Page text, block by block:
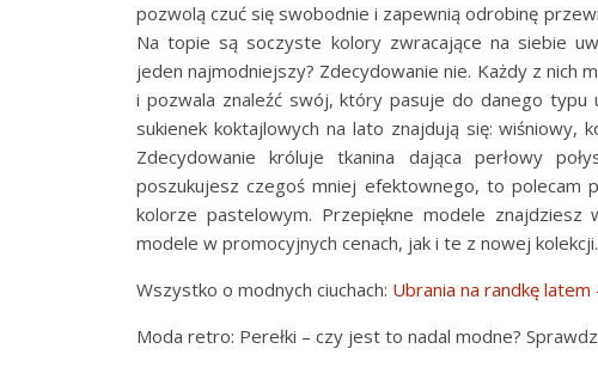
pozwolą czuć się swobodnie i zapewnią odrobinę
Na topie są soczyste kolory zwracające na siebie
jeden najmodniejszy? Zdecydowanie nie. Każdy z nich
i pozwala znaleźć swój, który pasuje do danego typu
sukienek koktajlowych na lato znajdują się: wiśniowy,
Zdecydowanie króluje tkanina dająca perłowy
poszukujesz czegoś mniej efektownego, to polecam
kolorze pastelowym. Przepiękne modele
modele w promocyjnych cenach, jak i te z nowej kolekcji.
Wszystko o modnych ciuchach: Ubrania na randkę
Moda retro: Perełki – czy jest to nadal modne?